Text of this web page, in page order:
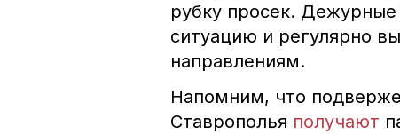
рубку просек.
ситуацию и регулярно
направлениям.
Напомним, что
Ставрополья получают